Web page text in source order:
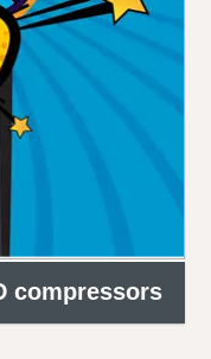
compressors